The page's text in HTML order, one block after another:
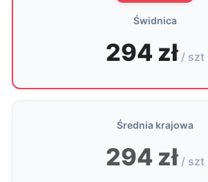
Świdnica
294 zł / szt
Średnia krajowa
294 zł / szt